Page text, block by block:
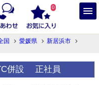
0
国 愛媛県
新居浜市
併設 正社員